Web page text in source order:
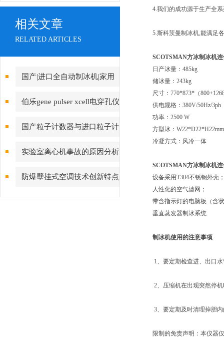
相关文章
RELATED ARTICLES
国产|进口全自动制冰机|家用
制冰机|小型制冰机|雪花制冰机
伯乐gene pulser xcell电穿孔仪
操作注意事项
国产粒子计数器与进口粒子计
数器选型推荐
实验室离心机事故的原因分析
方法
防爆壁挂式空调技术创新特点
4.我们的成功源于生产全
5.斯科茨曼制冰机,能满足
SCOTSMAN方冰制冰机
日产冰量：485kg
储冰量：243kg
尺寸：770*873*（
供电规格：380V/50Hz/
功率：2500 W
方型冰：
冷凝方式：风冷一体
SCOTSMAN方冰制冰机
设备采用T304不锈钢外壳
人性化的空气滤网；
带含指示灯的电脑板（含
垂直蒸发器制冰系统
制冰机使用的注意事项
1、要定期检查进、出口
2、压缩机在出现突然停
3、要定期及时清理掉胆
限制的免责声明：本仪器